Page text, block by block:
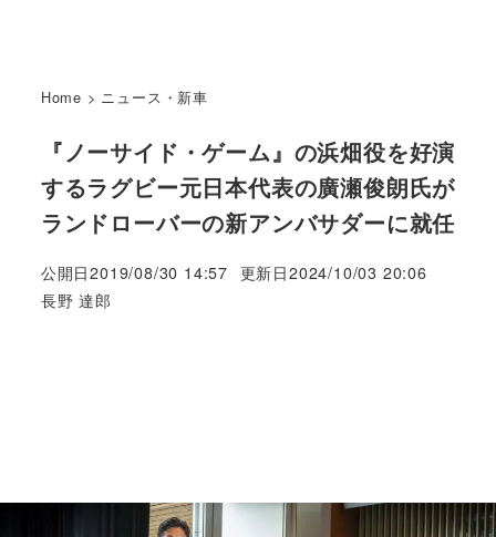
Home > ニュース・新車
『ノーサイド・ゲーム』の浜畑役を好演
するラグビー元日本代表の廣瀬俊朗氏が
ランドローバーの新アンバサダーに就任
公開日2019/08/30 14:57 更新日2024/10/03 20:06
著
長野 達郎